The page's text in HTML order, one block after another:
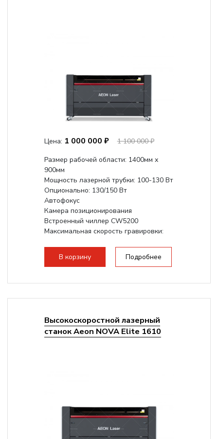
Цена: 1 000 000 ₽
1 100 000 ₽
Размер рабочей области: 1400мм х
900мм
Мощность лазерной трубки: 100-130 Вт
Опционально: 130/150 Вт
Автофокус
Камера позиционирования
Встроенный чиллер CW5200
Максимальная скорость гравировки:
140мм,...
В корзину Подробнее
Высокоскоростной лазерный
станок Aeon NOVA Elite 1610